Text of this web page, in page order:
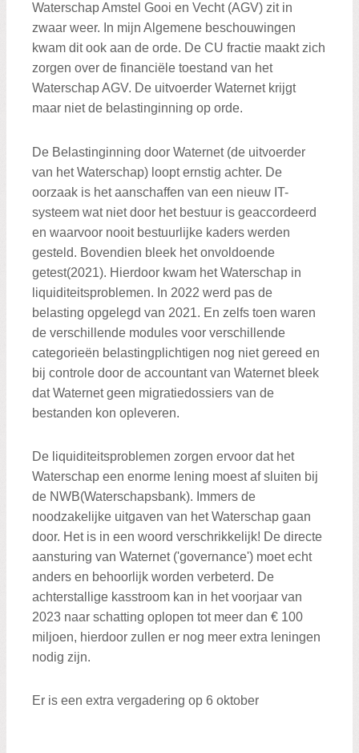
Waterschap Amstel Gooi en Vecht (AGV) zit in
zwaar weer. In mijn Algemene beschouwingen
kwam dit ook aan de orde. De CU fractie maakt zich
zorgen over de financiële toestand van het
Waterschap AGV. De uitvoerder Waternet krijgt
maar niet de belastinginning op orde.
De Belastinginning door Waternet (de uitvoerder
van het Waterschap) loopt ernstig achter. De
oorzaak is het aanschaffen van een nieuw IT-
systeem wat niet door het bestuur is geaccordeerd
en waarvoor nooit bestuurlijke kaders werden
gesteld. Bovendien bleek het onvoldoende
getest(2021). Hierdoor kwam het Waterschap in
liquiditeitsproblemen. In 2022 werd pas de
belasting opgelegd van 2021. En zelfs toen waren
de verschillende modules voor verschillende
categorieën belastingplichtigen nog niet gereed en
bij controle door de accountant van Waternet bleek
dat Waternet geen migratiedossiers van de
bestanden kon opleveren.
De liquiditeitsproblemen zorgen ervoor dat het
Waterschap een enorme lening moest af sluiten bij
de NWB(Waterschapsbank). Immers de
noodzakelijke uitgaven van het Waterschap gaan
door. Het is in een woord verschrikkelijk! De directe
aansturing van Waternet ('governance') moet echt
anders en behoorlijk worden verbeterd. De
achterstallige kasstroom kan in het voorjaar van
2023 naar schatting oplopen tot meer dan € 100
miljoen, hierdoor zullen er nog meer extra leningen
nodig zijn.
Er is een extra vergadering op 6 oktober